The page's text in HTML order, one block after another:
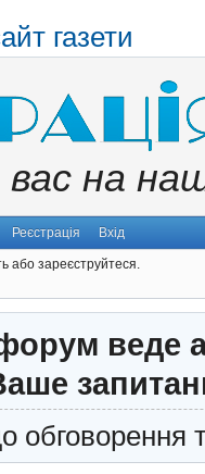
газети
на
Реєстрація Вхід
або зареєструйтеся.
веде
обговорення